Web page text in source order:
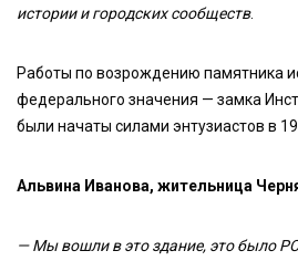
истории и городских сообществ.
Работы по возрождению памятника
федерального значения — замка
были начаты силами энтузиастов в
Альвина Иванова, жительница
— Мы вошли в это здание, это было